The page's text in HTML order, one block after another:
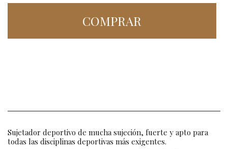
COMPRAR
Sujetador deportivo de mucha sujeción, fuerte y apto para
todas las disciplinas deportivas más exigentes.